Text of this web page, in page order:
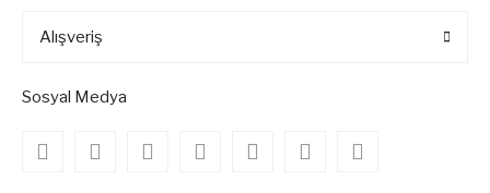
Alışveriş
Sosyal Medya